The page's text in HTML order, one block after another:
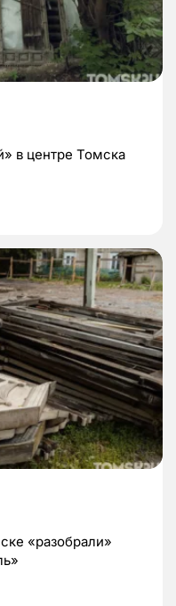
в центре Томска
«разобрали»